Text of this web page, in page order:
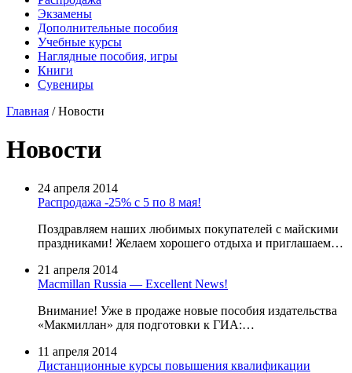
Экзамены
Дополнительные пособия
Учебные курсы
Наглядные пособия, игры
Книги
Сувениры
Главная /Новости
Новости
24 апреля 2014
Распродажа -25% с 5 по 8 мая!
Поздравляем наших любимых покупателей с майскими
праздниками! Желаем хорошего отдыха и приглашаем…
21 апреля 2014
Macmillan Russia — Excellent News!
Внимание! Уже в продаже новые пособия издательства
«Макмиллан» для подготовки к ГИА:…
11 апреля 2014
Дистанционные курсы повышения квалификации